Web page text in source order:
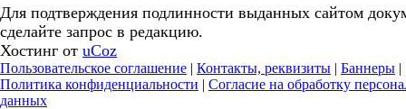
Для подтверждения подлинности выданных сайтом
сделайте запрос в редакцию.
Хостинг от uCoz
Пользовательское соглашение | Контакты, реквизиты | Баннеры |
Политика конфиденциальности | Согласие на обработку
данных